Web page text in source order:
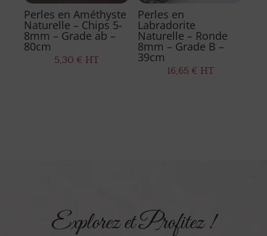
Perles en Améthyste
Naturelle – Chips 5-
8mm – Grade ab –
80cm
5,30 € HT
Perles en
Labradorite
Naturelle – Ronde
8mm – Grade B –
39cm
16,65 € HT
Explorez et Profitez !